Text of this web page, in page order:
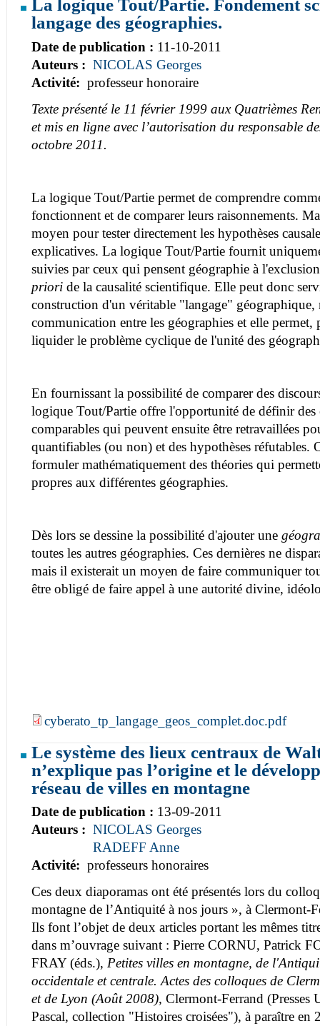
La logique Tout/Partie. Fondement
langage des géographies.
Date de publication : 11-10-2011
Auteurs : NICOLAS Georges
Activité: professeur honoraire
Texte présenté le 11 février 1999 aux Quatrièmes
et mis en ligne avec l’autorisation du responsable
octobre 2011.
La logique Tout/Partie permet de comprendre
fonctionnent et de comparer leurs raisonnements.
moyen pour tester directement les hypothèses
explicatives. La logique Tout/Partie fournit
suivies par ceux qui pensent géographie à
priori de la causalité scientifique. Elle peut donc
construction d'un véritable "langage" géographique,
communication entre les géographies et elle permet,
liquider le problème cyclique de l'unité des
En fournissant la possibilité de comparer des
logique Tout/Partie offre l'opportunité de définir des
comparables qui peuvent ensuite être retravaillées
quantifiables (ou non) et des hypothèses réfutables.
formuler mathématiquement des théories qui
propres aux différentes géographies.
Dès lors se dessine la possibilité d'ajouter une
toutes les autres géographies. Ces dernières ne
mais il existerait un moyen de faire communiquer
être obligé de faire appel à une autorité divine,
cyberato_tp_langage_geos_complet.doc.pdf
Le système des lieux centraux de
n’explique pas l’origine et le
réseau de villes en montagne
Date de publication : 13-09-2011
Auteurs : NICOLAS Georges
RADEFF Anne
Activité: professeurs honoraires
Ces deux diaporamas ont été présentés lors du
montagne de l’Antiquité à nos jours », à Clermont-
Ils font l’objet de deux articles portant les mêmes
dans m’ouvrage suivant : Pierre CORNU, Patrick
FRAY (éds.), Petites villes en montagne, de
occidentale et centrale. Actes des colloques de
et de Lyon (Août 2008), Clermont-Ferrand (Presses
Pascal, collection "Histoires croisées"), à paraître en